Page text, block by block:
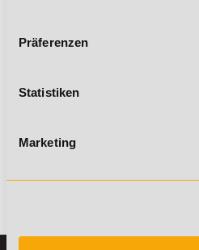
Präferenzen
Statistiken
Marketing
Servicehotline:
Termin Rückruf